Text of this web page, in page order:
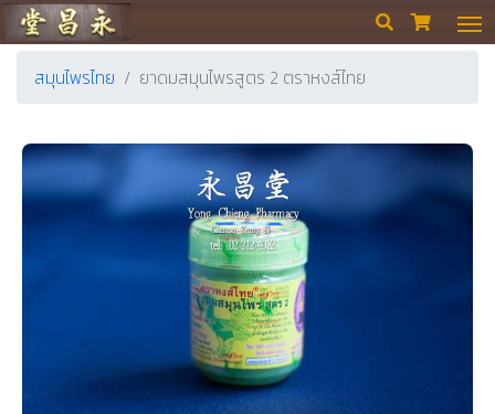
ร้านขายยา ย่งเชียงตึ๊ง  
สมุนไพรไทย ยาดมสมุนไพรสูตร 2 ตราหงส์ไทย